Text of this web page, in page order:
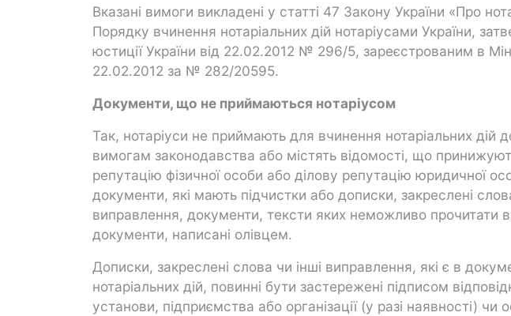
Вказані вимоги викладені у статті 47 Закону України «Про
Порядку вчинення нотаріальних дій нотаріусами України,
юстиції України від 22.02.2012 № 296/5, зареєстрованим в
22.02.2012 за № 282/20595.
Документи, що не приймаються нотаріусом
Так, нотаріуси не приймають для вчинення нотаріальних дій
вимогам законодавства або містять відомості, що
репутацію фізичної особи або ділову репутацію юридичної
документи, які мають підчистки або дописки, закреслені
виправлення, документи, тексти яких неможливо прочитати
документи, написані олівцем.
Дописки, закреслені слова чи інші виправлення, які є в
нотаріальних дій, повинні бути застережені підписом
установи, підприємства або організації (у разі наявності)